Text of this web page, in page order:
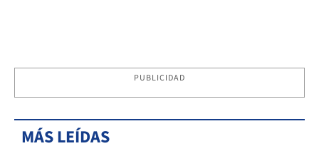
PUBLICIDAD
MÁS LEÍDAS